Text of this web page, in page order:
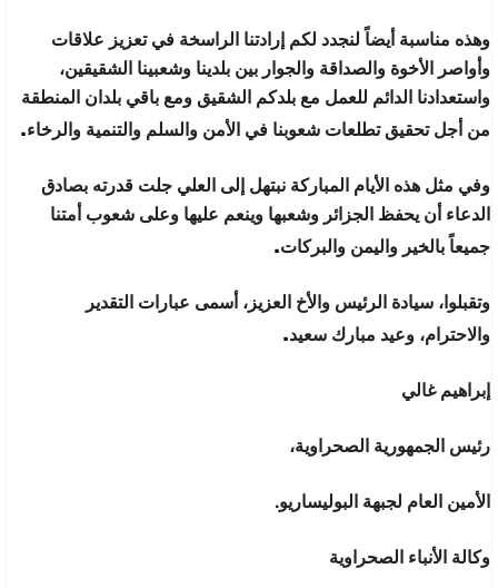
وهذه مناسبة أيضاً لنجدد لكم إرادتنا الراسخة في تعزيز علاقات
وأواصر الأخوة والصداقة والجوار بين بلدينا وشعبينا الشقيقين،
واستعدادنا الدائم للعمل مع بلدكم الشقيق ومع باقي بلدان المنطقة
من أجل تحقيق تطلعات شعوبنا في الأمن والسلم والتنمية والرخاء.
وفي مثل هذه الأيام المباركة نبتهل إلى العلي جلت قدرته بصادق
الدعاء أن يحفظ الجزائر وشعبها وينعم عليها وعلى شعوب أمتنا
جميعاً بالخير واليمن والبركات.
وتقبلوا، سيادة الرئيس والأخ العزيز، أسمى عبارات التقدير
والاحترام، وعيد مبارك سعيد.
إبراهيم غالي
رئيس الجمهورية الصحراوية،
الأمين العام لجبهة البوليساريو.
وكالة الأنباء الصحراوية